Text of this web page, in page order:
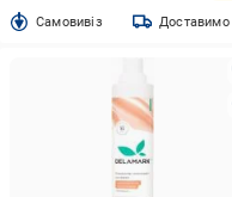
Cамовивіз Доставимо